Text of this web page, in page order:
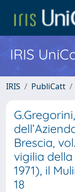
IRIS
IRIS PubliCatt
Brescia,
vigilia
1971), il
18